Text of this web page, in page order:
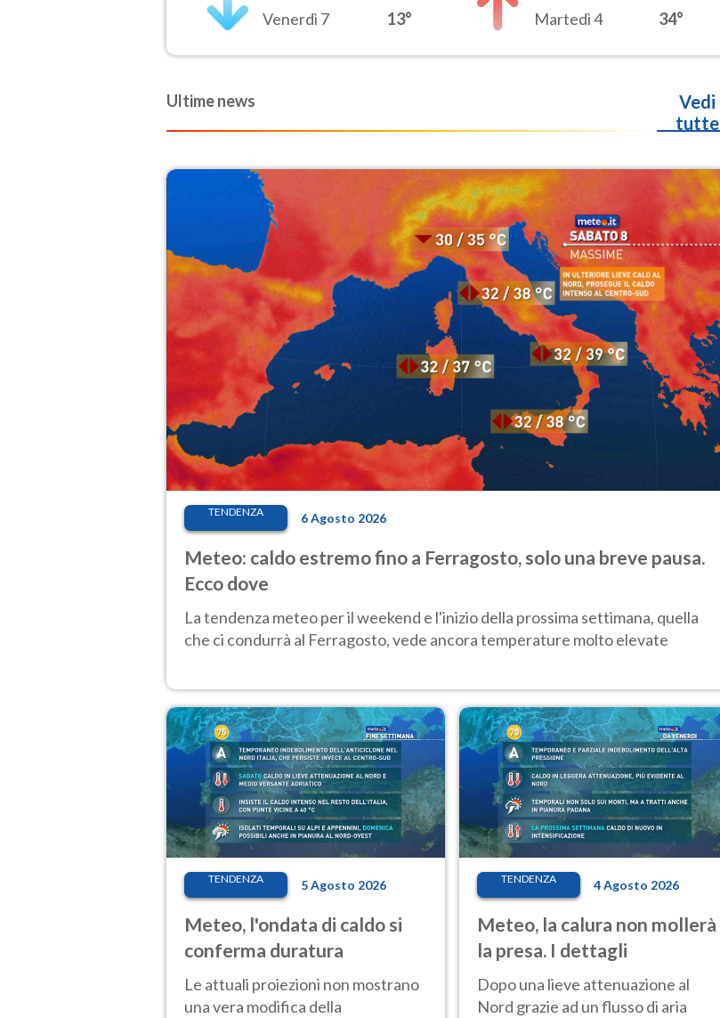
Venerdì 7 13° Martedì 4 34°
Ultime news
Vedi
tutte
TENDENZA 6 Agosto 2026
Meteo: caldo estremo fino a Ferragosto, solo una breve pausa.
Ecco dove
La tendenza meteo per il weekend e l'inizio della prossima settimana, quella
che ci condurrà al Ferragosto, vede ancora temperature molto elevate
TENDENZA 5 Agosto 2026
Meteo, l'ondata di caldo si
conferma duratura
Le attuali proiezioni non mostrano
una vera modifica della
TENDENZA 4 Agosto 2026
Meteo, la calura non mollerà
la presa. I dettagli
Dopo una lieve attenuazione al
Nord grazie ad un flusso di aria